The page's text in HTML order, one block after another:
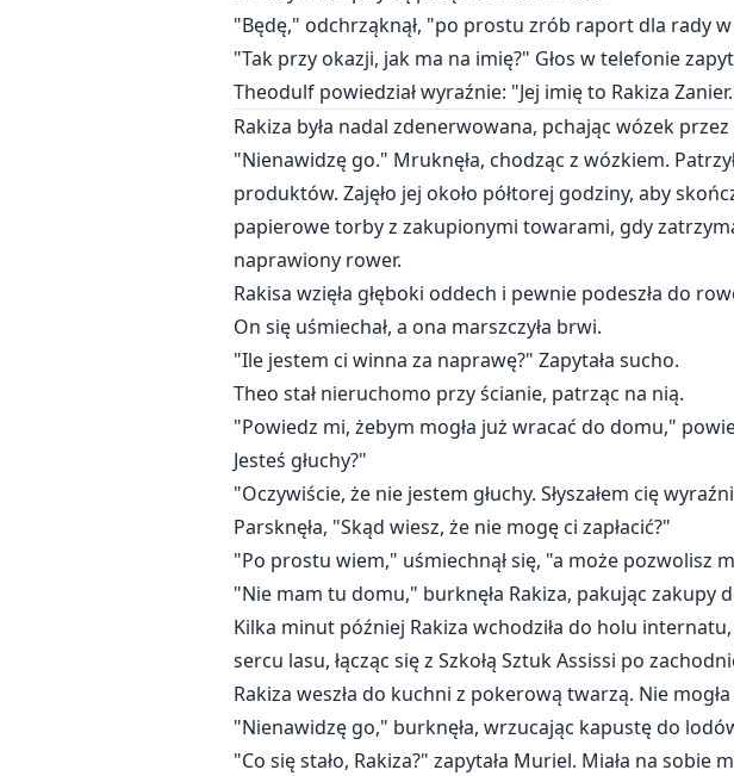
"Będę," odchrząknął, "po prostu zrób raport dla rady
"Tak przy okazji, jak ma na imię?" Głos w telefonie
Theodulf powiedział wyraźnie: "Jej imię to Rakiza
Rakiza była nadal zdenerwowana, pchając wózek
"Nienawidzę go." Mruknęła, chodząc z wózkiem.
produktów. Zajęło jej około półtorej godziny, aby
papierowe torby z zakupionymi towarami, gdy
naprawiony rower.
Rakisa wzięła głęboki oddech i pewnie podeszła do
On się uśmiechał, a ona marszczyła brwi.
"Ile jestem ci winna za naprawę?" Zapytała sucho.
Theo stał nieruchomo przy ścianie, patrząc na nią.
"Powiedz mi, żebym mogła już wracać do domu,"
Jesteś głuchy?"
"Oczywiście, że nie jestem głuchy. Słyszałem cię
Parsknęła, "Skąd wiesz, że nie mogę ci zapłacić?"
"Po prostu wiem," uśmiechnął się, "a może pozwolisz
"Nie mam tu domu," burknęła Rakiza, pakując zakupy
Kilka minut później Rakiza wchodziła do holu
sercu lasu, łącząc się z Szkołą Sztuk Assissi po
Rakiza weszła do kuchni z pokerową twarzą. Nie
"Nienawidzę go," burknęła, wrzucając kapustę do
"Co się stało, Rakiza?" zapytała Muriel. Miała na